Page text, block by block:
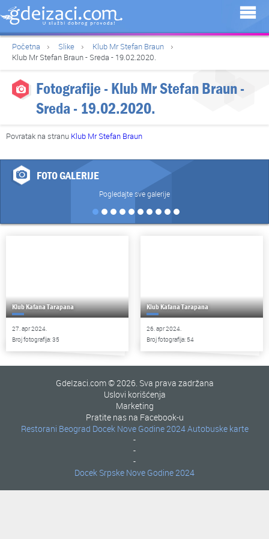
Početna Slike
Klub Mr Stefan Braun
Klub Mr Stefan Braun - Sreda - 19.02.2020.
Fotografije - Klub Mr Stefan Braun -
Sreda - 19.02.2020.
Povratak na stranu Klub Mr Stefan Braun
FOTO GALERIJE
Pogledajte sve galerije
Klub Kafana Tarapana
27. apr 2024.
Broj fotografija: 35
Klub Kafana Tarapana
26. apr 2024.
Broj fotografija: 54
GdeIzaci.com © 2026. Sva prava zadržana
Uslovi korišćenja
Marketing
Pratite nas na Facebook-u
Restorani Beograd
-
Docek Nove Godine 2024
-
Autobuske karte
-
Docek Srpske Nove Godine 2024